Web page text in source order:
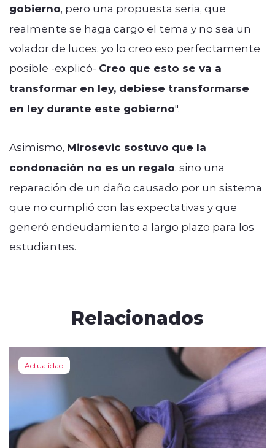
gobierno, pero una propuesta seria, que
realmente se haga cargo el tema y no sea un
volador de luces, yo lo creo eso perfectamente
posible -explicó- Creo que esto se va a
transformar en ley, debiese transformarse
en ley durante este gobierno".
Asimismo, Mirosevic sostuvo que la
condonación no es un regalo, sino una
reparación de un daño causado por un sistema
que no cumplió con las expectativas y que
generó endeudamiento a largo plazo para los
estudiantes.
Relacionados
Actualidad